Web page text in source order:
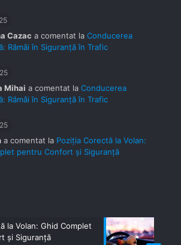
Cazac a comentat la Conducerea
Rămâi în Siguranță în Trafic
Mihai a comentat la Conducerea
Rămâi în Siguranță în Trafic
a comentat la Poziția Corectă la Volan:
pentru Confort și Siguranță
la Volan: Ghid Complet
și Siguranță